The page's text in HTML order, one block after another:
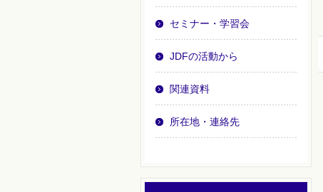
セミナー・学習会
JDFの活動から
関連資料
所在地・連絡先